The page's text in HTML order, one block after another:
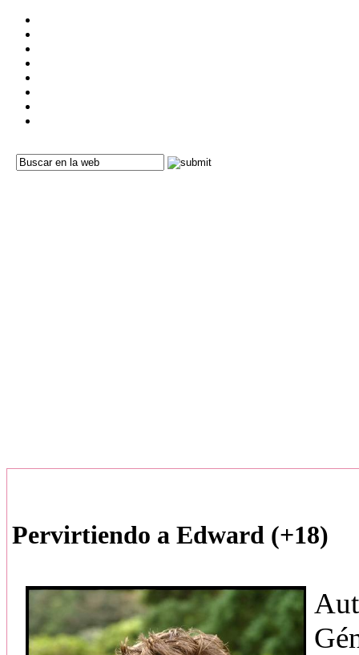
Pervirtiendo a Edward (+18)